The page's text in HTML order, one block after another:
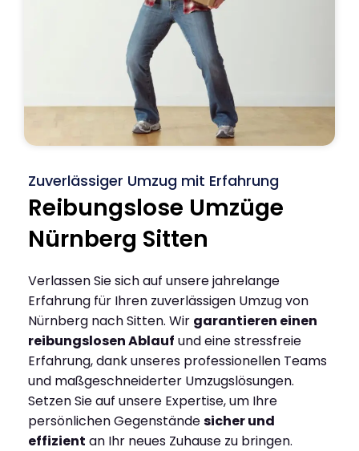
Zuverlässiger Umzug mit Erfahrung
Reibungslose Umzüge
Nürnberg Sitten
Verlassen Sie sich auf unsere jahrelange
Erfahrung für Ihren zuverlässigen Umzug von
Nürnberg nach Sitten. Wir garantieren einen
reibungslosen Ablauf und eine stressfreie
Erfahrung, dank unseres professionellen Teams
und maßgeschneiderter Umzugslösungen.
Setzen Sie auf unsere Expertise, um Ihre
persönlichen Gegenständesicher und
effizient an Ihr neues Zuhause zu bringen.